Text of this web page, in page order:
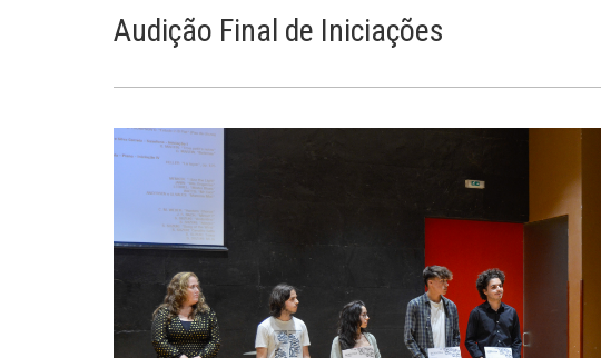
Audição Final de Iniciações